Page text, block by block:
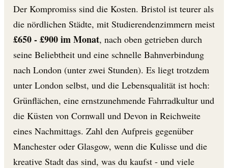
Der Kompromiss sind die Kosten. Bristol ist teurer als
die nördlichen Städte, mit Studierendenzimmern meist
£650 - £900 im Monat, nach oben getrieben durch
seine Beliebtheit und eine schnelle Bahnverbindung
nach London (unter zwei Stunden). Es liegt trotzdem
unter London selbst, und die Lebensqualität ist hoch:
Grünflächen, eine ernstzunehmende Fahrradkultur und
die Küsten von Cornwall und Devon in Reichweite
eines Nachmittags. Zahl den Aufpreis gegenüber
Manchester oder Glasgow, wenn die Kulisse und die
kreative Stadt das sind, was du kaufst - und viele